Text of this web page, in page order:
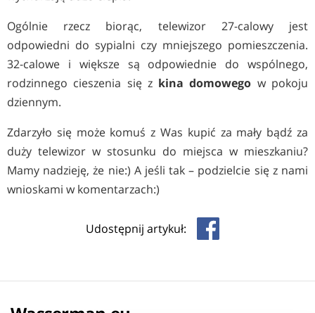
Ogólnie rzecz biorąc, telewizor 27-calowy jest
odpowiedni do sypialni czy mniejszego pomieszczenia.
32-calowe i większe są odpowiednie do wspólnego,
rodzinnego cieszenia się z kina domowego w pokoju
dziennym.
Zdarzyło się może komuś z Was kupić za mały bądź za
duży telewizor w stosunku do miejsca w mieszkaniu?
Mamy nadzieję, że nie:) A jeśli tak – podzielcie się z nami
wnioskami w komentarzach:)
Udostępnij artykuł: